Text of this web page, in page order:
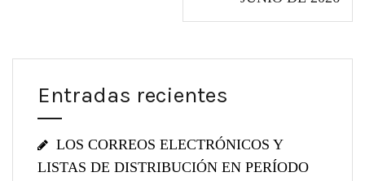
e
Entradas recientes
LOS CORREOS ELECTRÓNICOS Y
LISTAS DE DISTRIBUCIÓN EN PERÍODO